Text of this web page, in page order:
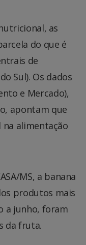
as
do que é
de
Sul). Os dados
e Mercado),
apontam que
na alimentação
MS, a banana
produtos mais
a junho, foram
da fruta.